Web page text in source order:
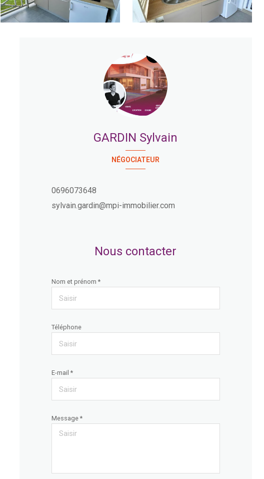
NÉGOCIATEUR
GARDIN Sylvain
0696073648
sylvain.gardin@mpi-immobilier.com
Nous contacter
Nom et prénom *
Téléphone
E-mail *
Message *